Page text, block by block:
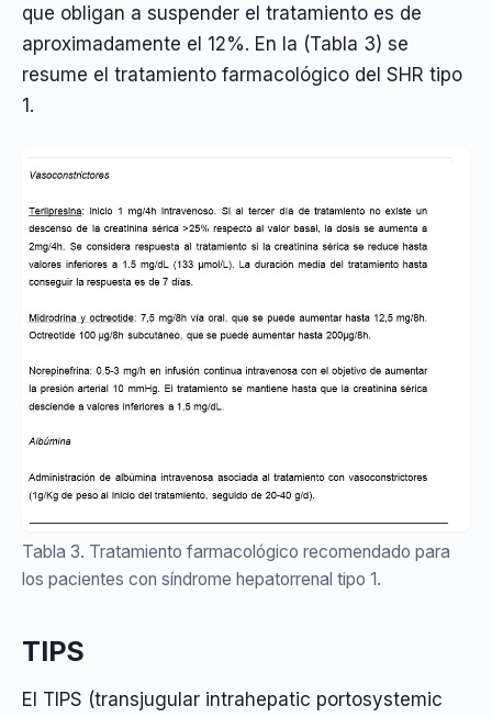
que obligan a suspender el tratamiento es de
aproximadamente el 12%. En la (Tabla 3) se
resume el tratamiento farmacológico del SHR tipo
1.
Tabla 3. Tratamiento farmacológico recomendado para
los pacientes con síndrome hepatorrenal tipo 1.
TIPS
El TIPS (transjugular intrahepatic portosystemic